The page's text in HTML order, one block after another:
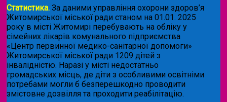
Статистика. За даними управління охорони здоров’я
Житомирської міської ради станом на 01.01. 2025
року в місті Житомирі перебувають на обліку у
сімейних лікарів комунального підприємства
«Центр первинної медико-санітарної допомоги»
Житомирської міської ради 1209 дітей з
інвалідністю. Наразі у місті недостатньо
громадських місць, де діти з особливими освітніми
потребами могли б безперешкодно проводити
змістовне дозвілля та проходити реабілітацію.